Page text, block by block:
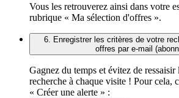
Vous les retrouverez ainsi dans votre
rubrique « Ma sélection d'offres ».
6. Enregistrer les critères de votre
offres par e-mail
Gagnez du temps et évitez de ressaisir
recherche à chaque visite ! Pour cela,
« Créer une alerte » :